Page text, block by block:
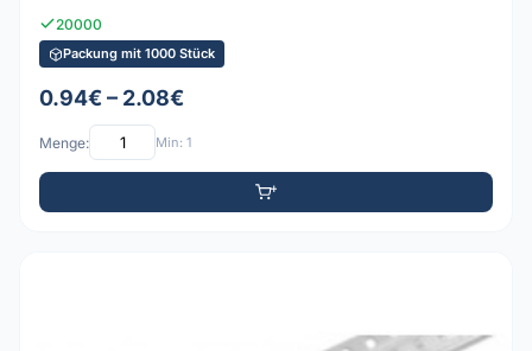
20000
Packung mit 1000 Stück
0.94€ – 2.08€
Menge: Min: 1